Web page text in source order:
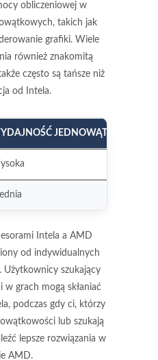
obliczeniowej w
takich jak
grafiki. Wiele
również znakomitą
często są tańsze niż
od Intela.
JEDNOWĄTKOWA
Intela a AMD
od indywidualnych
Użytkownicy szukający
w grach mogą skłaniać
podczas gdy ci, którzy
lub szukają
lepsze rozwiązania w
AMD.